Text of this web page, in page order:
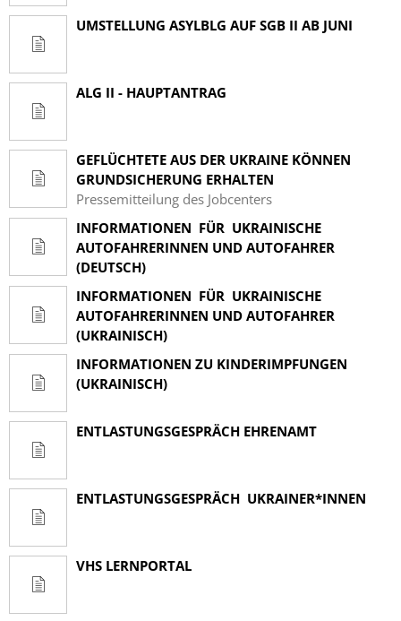
UMSTELLUNG ASYLBLG AUF SGB II AB JUNI
ALG II - HAUPTANTRAG
GEFLÜCHTETE AUS DER UKRAINE KÖNNEN
GRUNDSICHERUNG ERHALTEN
Pressemitteilung des Jobcenters
INFORMATIONEN FÜR UKRAINISCHE
AUTOFAHRERINNEN UND AUTOFAHRER
(DEUTSCH)
INFORMATIONEN FÜR UKRAINISCHE
AUTOFAHRERINNEN UND AUTOFAHRER
(UKRAINISCH)
INFORMATIONEN ZU KINDERIMPFUNGEN
(UKRAINISCH)
ENTLASTUNGSGESPRÄCH EHRENAMT
ENTLASTUNGSGESPRÄCH UKRAINER*INNEN
VHS LERNPORTAL